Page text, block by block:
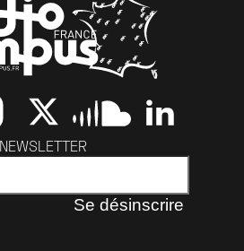
NEWSLETTER
Se désinscrire